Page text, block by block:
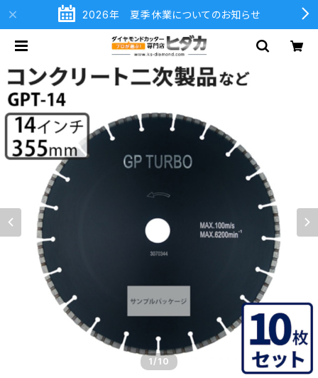
2026年 夏季休業についてのお知らせ
1 /10